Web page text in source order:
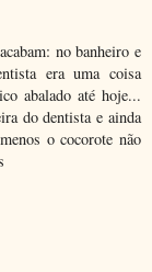
no banheiro e
era uma coisa
abalado até hoje...
do dentista e ainda
o cocorote não